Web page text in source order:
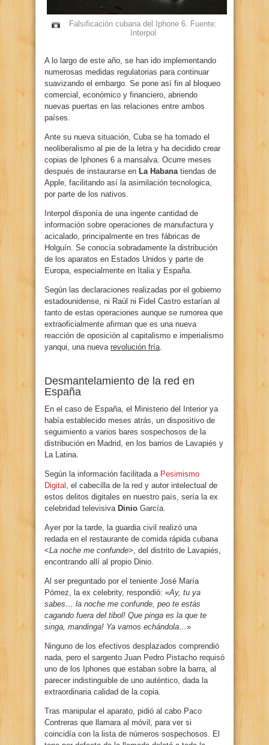
Falsificación cubana del Iphone 6. Fuente:
Interpol
A lo largo de este año, se han ido implementando
numerosas medidas regulatorias para continuar
suavizando el embargo. Se pone así fin al bloqueo
comercial, económico y financiero, abriendo
nuevas puertas en las relaciones entre ambos
países.
Ante su nueva situación, Cuba se ha tomado el
neoliberalismo al pie de la letra y ha decidido crear
copias de Iphones 6 a mansalva. Ocurre meses
después de instaurarse en La Habana tiendas de
Apple, facilitando así la asimilación tecnologica,
por parte de los nativos.
Interpol disponía de una ingente cantidad de
información sobre operaciones de manufactura y
acicalado, principalmente en tres fábricas de
Holguín. Se conocía sobradamente la distribución
de los aparatos en Estados Unidos y parte de
Europa, especialmente en Italia y España.
Según las declaraciones realizadas por el gobierno
estadounidense, ni Raúl ni Fidel Castro estarían al
tanto de estas operaciones aunque se rumorea que
extraoficialmente afirman que es una nueva
reacción de oposición al capitalismo e imperialismo
yanqui, una nueva revolución fría
Desmantelamiento de la red en
España
En el caso de España, el Ministerio del Interior ya
había establecido meses atrás, un dispositivo de
seguimiento a varios bares sospechosos de la
distribución en Madrid, en los barrios de Lavapiés y
La Latina.
Según la información facilitada a Pesimismo
Digital , el cabecilla de la red y autor intelectual de
estos delitos digitales en nuestro país, sería la ex
celebridad televisiva Dinio García.
Ayer por la tarde, la guardia civil realizó una
redada en el restaurante de comida rápida cubana
<La noche me confunde>, del distrito de Lavapiés,
encontrando allí al propio Dinio.
Al ser preguntado por el teniente José María
Pómez, la ex celebrity, respondió: «Ay, tu ya
sabes… la noche me confunde, peo te estás
cagando fuera del tibol! Que pinga es la que te
singa, mandinga! Ya vamos echándola…»
Ninguno de los efectivos desplazados comprendió
nada, pero el sargento Juan Pedro Pistacho requisó
uno de los Iphones que estaban sobre la barra, al
parecer indistinguible de uno auténtico, dada la
extraordinaria calidad de la copia.
Tras manipular el aparato, pidió al cabo Paco
Contreras que llamara al móvil, para ver si
coincidía con la lista de números sospechosos. El